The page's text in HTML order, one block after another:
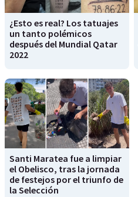
¿Esto es real? Los tatuajes
un tanto polémicos
después del Mundial Qatar
2022
Santi Maratea fue a limpiar
el Obelisco, tras la jornada
de festejos por el triunfo de
la Selección